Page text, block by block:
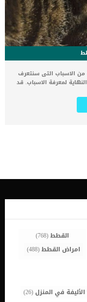
من الاسباب التى سنتعرف
لمعرفة الاسباب. قد
للعيادة البيطرية
الطريقة المثلى لحل
ذكرنا ان القطط تتمسك
الخاص بها والذى اعتادت
أن مناطق المرور
الطعام المتسخة أو
القطط(768)
امراض القطط(488)
الأليفة في المنزل(26)